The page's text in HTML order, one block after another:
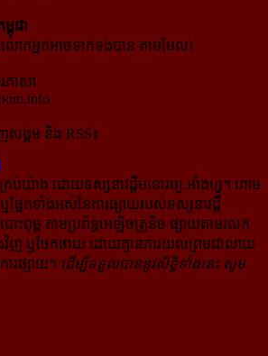
ពុជា
ោកអ្នកអាចទាក់ទងបាន តាមមែល)
ភាសា
សង្គម និង RSS៖
គ្រប់យ៉ាង ដោយទស្សនាវដ្ដី​មនោរម្យ.អាំងហ្វូ។ ហាម​
នែក​ទាំង​អស់​នៃ​ការ​ផ្សាយ​របស់​ទស្សនាវដ្ដី​​
ះពុម្ព តាម​ប្រព័ន្ធ​អេឡិច​ត្រូនិច ផ្សាយ​តាម​រលក​
វិញ ឬ​ចែក​ចាយ​ ដោយ​គ្មាន​ការ​យល់ព្រមជា​លាយ​
រ​ផ្សាយ​។ ដើម្បី​ទទួល​បាននូវសិទ្ធិ​ទាំងនេះ សូម​